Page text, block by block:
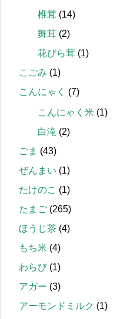
椎茸 (14)
舞茸 (2)
花びら茸 (1)
こごみ (1)
こんにゃく
(7)
こんにゃく米 (1)
白滝 (2)
ごま (43)
ぜんまい (1)
たけのこ (1)
たまご (265)
ほうじ茶 (4)
もち米 (4)
わらび(1)
アガー (3)
アーモンドミルク (1)